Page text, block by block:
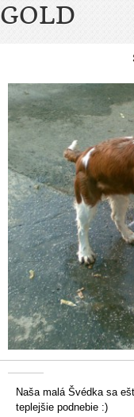
GOLD
Naša malá Švédka sa
teplejšie podnebie :)